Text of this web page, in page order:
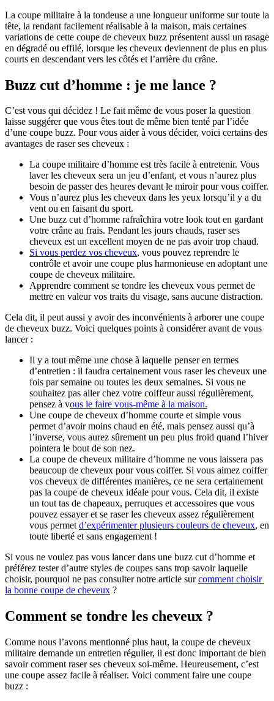
La coupe militaire à la tondeuse a une longueur uniforme sur toute la
tête, la rendant facilement réalisable à la maison, mais certaines
variations de cette coupe de cheveux buzz présentent aussi un rasage
en dégradé ou effilé, lorsque les cheveux deviennent de plus en plus
courts en descendant vers les côtés et l’arrière du crâne.
Buzz cut d’homme : je me lance ?
C’est vous qui décidez ! Le fait même de vous poser la question
laisse suggérer que vous êtes tout de même bien tenté par l’idée
d’une coupe buzz. Pour vous aider à vous décider, voici certains des
avantages de raser ses cheveux :
La coupe militaire d’homme est très facile à entretenir. Vous
laver les cheveux sera un jeu d’enfant, et vous n’aurez plus
besoin de passer des heures devant le miroir pour vous coiffer.
Vous n’aurez plus les cheveux dans les yeux lorsqu’il y a du
vent ou en faisant du sport.
Une buzz cut d’homme rafraîchira votre look tout en gardant
votre crâne au frais. Pendant les jours chauds, raser ses
cheveux est un excellent moyen de ne pas avoir trop chaud.
Si vous perdez vos cheveux, vous pouvez reprendre le
contrôle et avoir une coupe plus harmonieuse en adoptant une
coupe de cheveux militaire.
Apprendre comment se tondre les cheveux vous permet de
mettre en valeur vos traits du visage, sans aucune distraction.
Cela dit, il peut aussi y avoir des inconvénients à arborer une coupe
de cheveux buzz. Voici quelques points à considérer avant de vous
lancer :
Il y a tout même une chose à laquelle penser en termes
d’entretien : il faudra certainement vous raser les cheveux une
fois par semaine ou toutes les deux semaines. Si vous ne
souhaitez pas aller chez votre coiffeur aussi régulièrement,
pensez à vous le faire vous-même à la maison.
Une coupe de cheveux d’homme courte et simple vous
permet d’avoir moins chaud en été, mais pensez aussi qu’à
l’inverse, vous aurez sûrement un peu plus froid quand l’hiver
pointera le bout de son nez.
La coupe de cheveux militaire d’homme ne vous laissera pas
beaucoup de cheveux pour vous coiffer. Si vous aimez coiffer
vos cheveux de différentes manières, ce ne sera certainement
pas la coupe de cheveux idéale pour vous. Cela dit, il existe
un tout tas de chapeaux, perruques et accessoires que vous
pouvez essayer et se raser les cheveux assez régulièrement
vous permet d’expérimenter plusieurs couleurs de cheveux, en
toute liberté et sans engagement !
Si vous ne voulez pas vous lancer dans une buzz cut d’homme et
préférez tester d’autre styles de coupes sans trop savoir laquelle
choisir, pourquoi ne pas consulter notre article sur comment choisir
la bonne coupe de cheveux ?
Comment se tondre les cheveux ?
Comme nous l’avons mentionné plus haut, la coupe de cheveux
militaire demande un entretien régulier, il est donc important de bien
savoir comment raser ses cheveux soi-même. Heureusement, c’est
une coupe assez facile à réaliser. Voici comment faire une coupe
buzz :